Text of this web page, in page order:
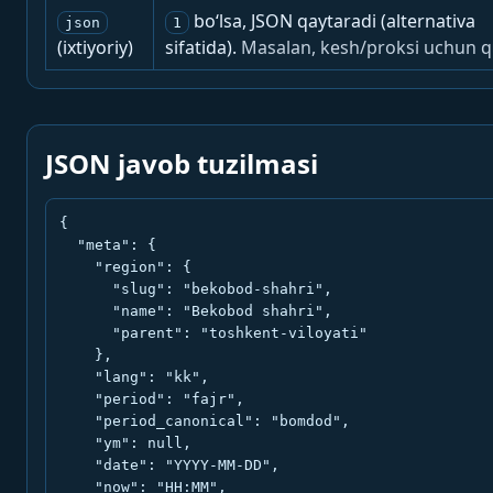
json
(ixtiyoriy)
1
bo‘lsa, JSON qaytaradi (alternativa
sifatida). Masalan, kesh/proksi uchun
JSON javob tuzilmasi
{
  "meta": {
    "region": {
      "slug": "bekobod-shahri",
      "name": "Bekobod shahri",
      "parent": "toshkent-viloyati"
    },
    "lang": "kk",
    "period": "fajr",
    "period_canonical": "bomdod",
    "ym": null,
    "date": "YYYY-MM-DD",
    "now": "HH:MM",